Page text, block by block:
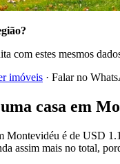
com estes mesmos
imóveis · Falar no
casa em
Montevidéu é de USD
assim mais no total,